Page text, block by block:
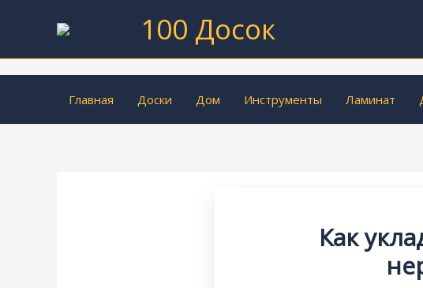
100 Досок
Главная Доски Дом Инструменты Ламинат
Как